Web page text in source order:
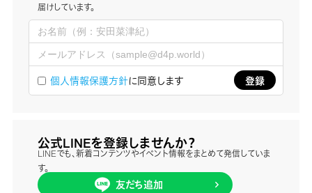
届けしています。
個人情報保護方針に同意します
公式LINEを登録しませんか？
LINEでも、新着コンテンツやイベント情報をまとめて発信していま
す。
友だち追加